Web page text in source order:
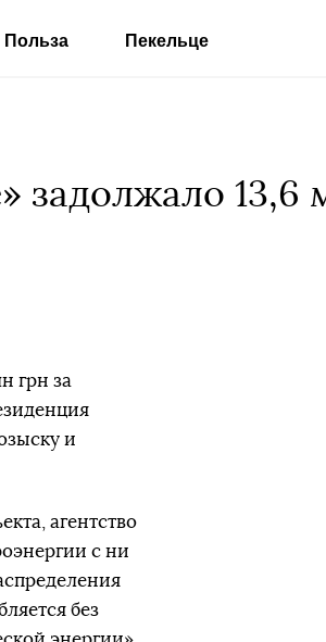
Польза Пекельце
задолжало 13,6
грн за
и
агентство
с ни
без